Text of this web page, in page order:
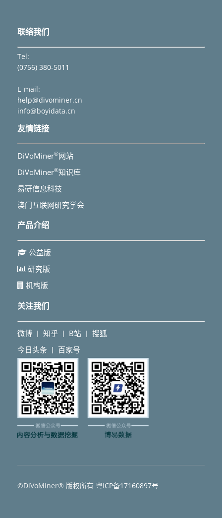
联络我们
Tel:
(0756) 380-5011
E-mail:
help@divominer.cn
info@boyidata.cn
友情链接
DiVoMiner®网站
DiVoMiner®知识库
易研信息科技
澳门互联网研究学会
产品介绍
公益版
研究版
机构版
关注我们
微博 丨 知乎 丨 B站 丨 搜狐
今日头条 丨 百家号
©DiVoMiner® 版权所有 粵ICP备17160897号